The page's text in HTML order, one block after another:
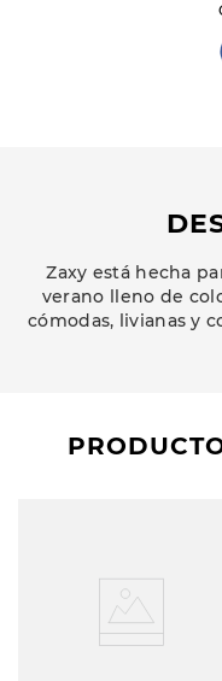
Zaxy está hecha
verano lleno de
cómodas, livianas y